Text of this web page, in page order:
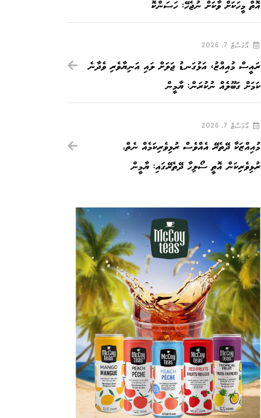
އޮތް މީހަކަށް ވާކަށް ނުޖެހޭ: ހަސަންކޮ
އޯގަސްޓް 7, 2026
ރައީސް މުއިއްޒު، އަޅުގަނޑު ޖަލަށް ލައި އަނިޔާވެރި ވެދާނެ
ކަމަށް ގަބޫލެއް ނުކުރަން: ޔާމީން
އޯގަސްޓް 7, 2026
މުއިއްޒަކާ ދޭތެރޭ އެއްވެސް ރުޅިވެރިކަމެއް ނެތް,
ރުޅިވެރިކަން އޮތީ ސޯލިހާ ދޭތެރޭގައި: ޔާމީން